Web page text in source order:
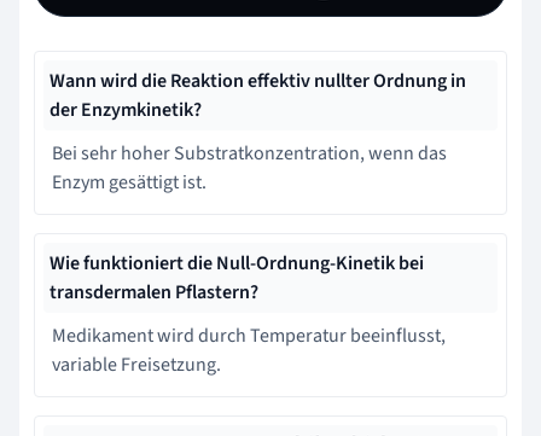
Wann wird die Reaktion effektiv nullter Ordnung in
der Enzymkinetik?
Bei sehr hoher Substratkonzentration, wenn das
Enzym gesättigt ist.
Wie funktioniert die Null-Ordnung-Kinetik bei
transdermalen Pflastern?
Medikament wird durch Temperatur beeinflusst,
variable Freisetzung.